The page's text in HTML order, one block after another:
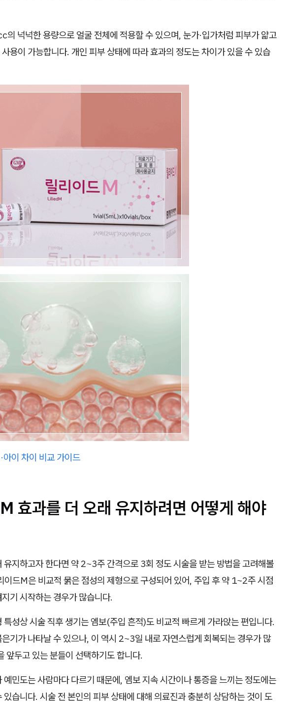
의 넉넉한 용량으로 얼굴 전체에 적용할 수 있으며, 눈가·입가처럼 피부가 얇고
용이 가능합니다. 개인 피부 상태에 따라 효과의 정도는 차이가 있을 수 있습
아이 차이 비교 가이드
효과를 더 오래 유지하려면 어떻게 해야
유지하고자 한다면 약 2~3주 간격으로 3회 정도 시술을 받는 방법을 고려해볼
이드M은 비교적 묽은 점성의 제형으로 구성되어 있어, 주입 후 약 1~2주 시점
기 시작하는 경우가 많습니다.
특성상 시술 직후 생기는 엠보(주입 흔적)도 비교적 빠르게 가라앉는 편입니다.
기가 나타날 수 있으나, 이 역시 2~3일 내로 자연스럽게 회복되는 경우가 많
앞두고 있는 분들이 선택하기도 합니다.
예민도는 사람마다 다르기 때문에, 엠보 지속 시간이나 통증을 느끼는 정도에는
있습니다. 시술 전 본인의 피부 상태에 대해 의료진과 충분히 상담하는 것이 도